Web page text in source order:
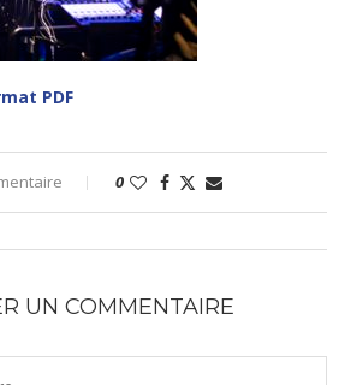
PDF
0
UN COMMENTAIRE